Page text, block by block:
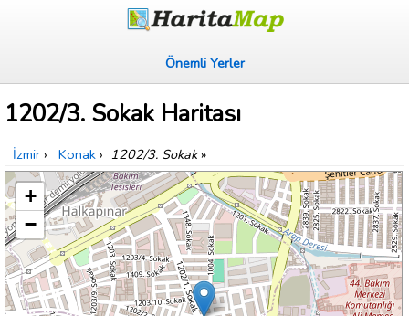
Önemli Yerler
1202/3. Sokak Haritası
İzmir › Konak › 1202/3. Sokak»
+
−